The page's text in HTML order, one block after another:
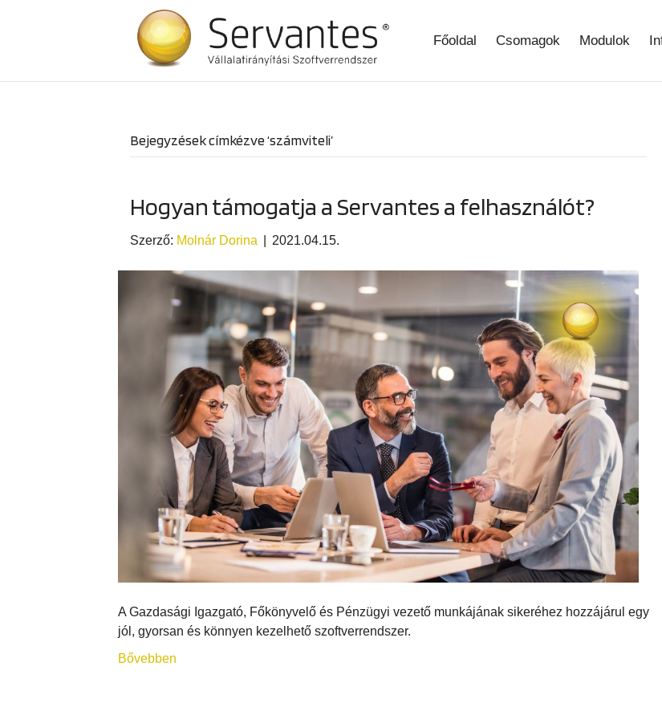
Főoldal Csomagok Modulok
Bejegyzések címkézve ‘számviteli’
Hogyan támogatja a Servantes a felhasználót?
Szerző: Molnár Dorina 2021.04.15.
A Gazdasági Igazgató, Főkönyvelő és Pénzügyi vezető munkájának sikeréhez hozzájárul egy
jól, gyorsan és könnyen kezelhető szoftverrendszer.
Bővebben